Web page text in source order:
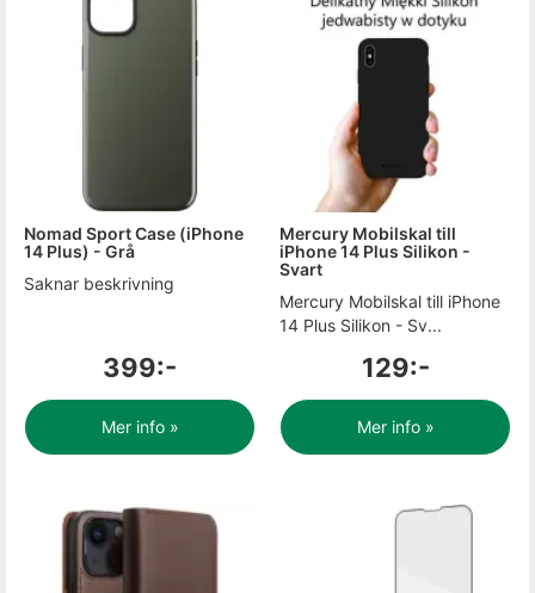
Nomad Sport Case (iPhone
14 Plus) - Grå
Saknar beskrivning
399:-
Mer info »
Mercury Mobilskal till
iPhone 14 Plus Silikon -
Svart
Mercury Mobilskal till iPhone
14 Plus Silikon - Sv...
129:-
Mer info »